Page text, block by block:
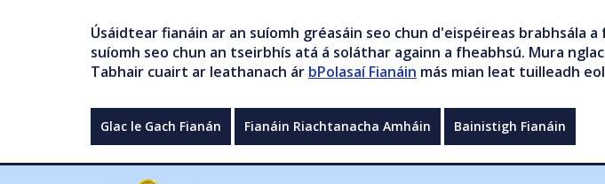
Úsáidtear fianáin ar an suíomh gréasáin seo chun d'eispéireas brabhsála
suíomh seo chun an tseirbhís atá á soláthar againn a fheabhsú. Mura
Tabhair cuairt ar leathanach ár bPolasaí Fianáin más mian leat tuilleadh
Glac le Gach Fianán Fianáin Riachtanacha Amháin Bainistigh Fianáin